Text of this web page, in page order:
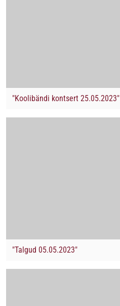
"Koolibändi kontsert 25.05.2023"
"Talgud 05.05.2023"